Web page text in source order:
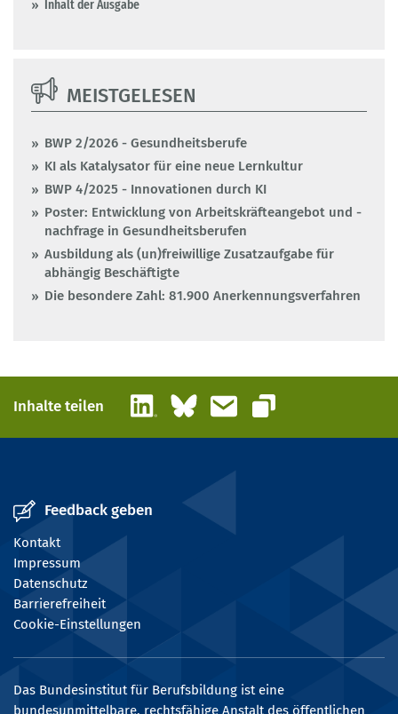
Inhalt der Ausgabe
MEISTGELESEN
BWP 2/2026 - Gesundheitsberufe
KI als Katalysator für eine neue Lernkultur
BWP 4/2025 - Innovationen durch KI
Poster: Entwicklung von Arbeitskräfteangebot und -
nachfrage in Gesundheitsberufen
Ausbildung als (un)freiwillige Zusatzaufgabe für
abhängig Beschäftigte
Die besondere Zahl: 81.900 Anerkennungsverfahren
Inhalte teilen LinkedInBlueskyE-Mail
Link kopieren
Feedback geben
Kontakt
Impressum
Datenschutz
Barrierefreiheit
Cookie-Einstellungen
Das Bundesinstitut für Berufsbildung ist eine
bundesunmittelbare, rechtsfähige Anstalt des öffentlichen